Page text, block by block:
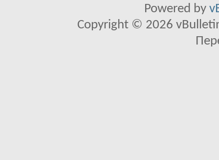
Powered by
Copyright © 2026